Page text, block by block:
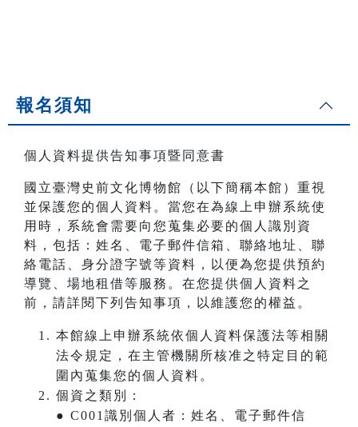
報名須知
個人資料提供告知事項暨同意書
國立臺灣史前文化博物館（以下簡稱本館）重視
並保護您的個人資料。當您在為線上申辦系統使
用時，系統會需要向您蒐集必要的個人識別資
料，包括：姓名、電子郵件信箱、聯絡地址、聯
絡電話、身分證字號等資料，以便為您提供預約
導覽、場地租借等服務。在您提供個人資料之
前，請詳閱下列告知事項，以維護您的權益。
本館線上申辦系統依個人資料保護法等相關
法令規定，在主管機關所核准之特定目的範
圍內蒐集您的個人資料。
個資之類別：
● C001識別個人者：姓名、電子郵件信